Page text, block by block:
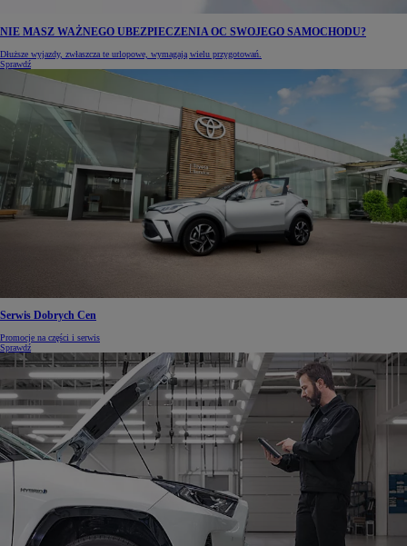
NIE MASZ WAŻNEGO UBEZPIECZENIA OC SWOJEGO SAMOCHODU?
Dłuższe wyjazdy, zwłaszcza te urlopowe, wymagają wielu przygotowań.
Sprawdź
Serwis Dobrych Cen
Promocje na części i serwis
Sprawdź